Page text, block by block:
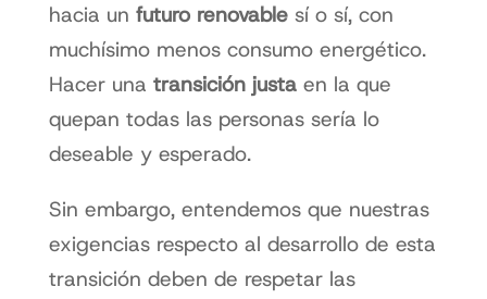
hacia un futuro renovablesí o sí, con
muchísimo menos consumo energético.
Hacer una transición justaen la que
quepan todas las personas sería lo
deseable y esperado.
Sin embargo, entendemos que nuestras
exigencias respecto al desarrollo de esta
transición deben de respetar las